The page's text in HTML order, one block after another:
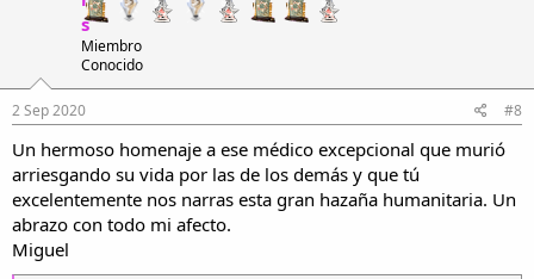
por la salud de otros como fiera.
La piedra se apagó en el invierno,
serán sus frutos flor de primavera.
Azalea.
Pueden pasar el poema a Poesía con métrica y rima, por favor.
.
Geoda: Cavidad de una roca cuyas paredes están cubiertas de
minerales más o menos cristalizados proyectados hacia dentro.
Agradezco las correcciones a los errores que pueda tener el poema.
s
Miembro
Conocido
2 Sep 2020 #8
Un hermoso homenaje a ese médico excepcional que murió
arriesgando su vida por las de los demás y que tú
excelentemente nos narras esta gran hazaña humanitaria. Un
abrazo con todo mi afecto.
Miguel